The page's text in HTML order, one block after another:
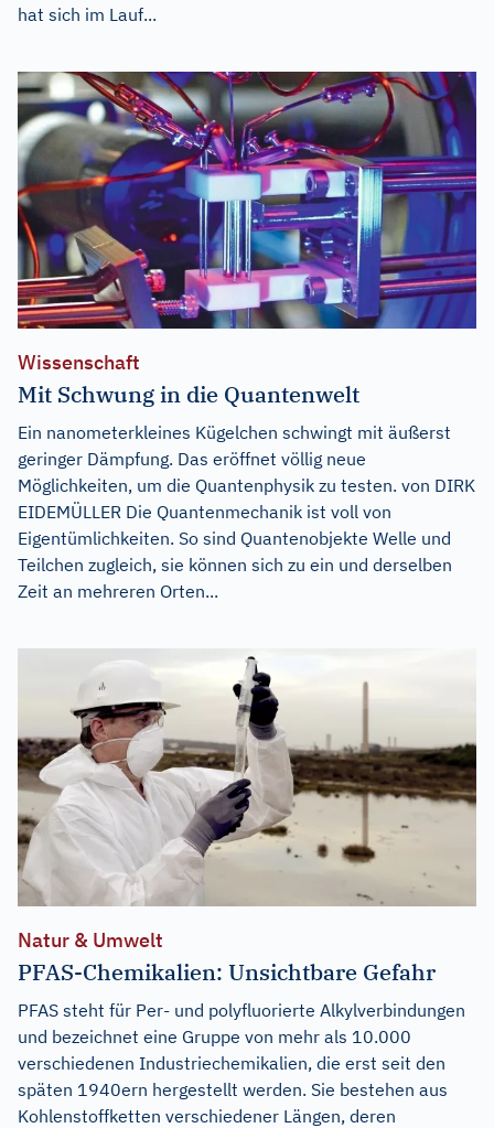
hat sich im Lauf...
Wissenschaft
Mit Schwung in die Quantenwelt
Ein nanometerkleines Kügelchen schwingt mit äußerst
geringer Dämpfung. Das eröffnet völlig neue
Möglichkeiten, um die Quantenphysik zu testen. von DIRK
EIDEMÜLLER Die Quantenmechanik ist voll von
Eigentümlichkeiten. So sind Quantenobjekte Welle und
Teilchen zugleich, sie können sich zu ein und derselben
Zeit an mehreren Orten...
Natur & Umwelt
PFAS-Chemikalien: Unsichtbare Gefahr
PFAS steht für Per- und polyfluorierte Alkylverbindungen
und bezeichnet eine Gruppe von mehr als 10.000
verschiedenen Industriechemikalien, die erst seit den
späten 1940ern hergestellt werden. Sie bestehen aus
Kohlenstoffketten verschiedener Längen, deren